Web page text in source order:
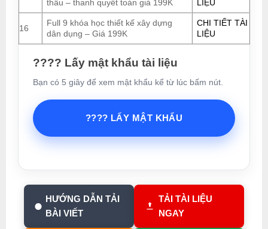
thầu – thanh quyết toán giá 199K LIỆU
16
Full 9 khóa học thiết kế xây dựng
dân dụng – Giá 199K
CHI TIẾT TÀI
LIỆU
???? Lấy mật khẩu tài liệu
Bạn có 5 giây để xem mật khẩu kể từ lúc bấm nút.
???? LẤY MẬT KHẨU
HƯỚNG DẪN TẢI
BÀI VIẾT
TẢI TÀI LIỆU
NGAY